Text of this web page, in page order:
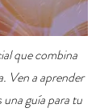
que combina
Ven a aprender
guía para tu